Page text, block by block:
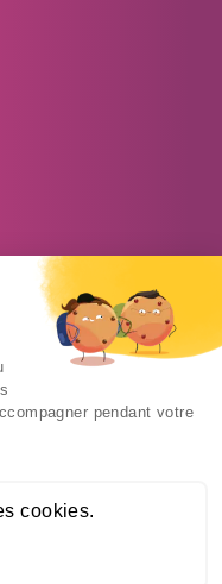
CS 50223, 75373 PARIS
réservés.
parisienne :
75008 Paris
75012 Paris /
75015 Paris
pendant votre
cookies.